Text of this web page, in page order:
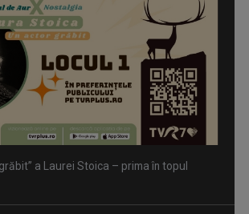
a Laurei Stoica – prima în topul